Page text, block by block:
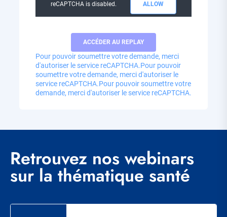
reCAPTCHA is disabled. ALLOW
Pour pouvoir soumettre votre demande, merci
d'autoriser le service reCAPTCHA.Pour pouvoir
soumettre votre demande, merci d'autoriser le
service reCAPTCHA.Pour pouvoir soumettre votre
demande, merci d'autoriser le service reCAPTCHA.
Retrouvez nos webinars
sur la thématique santé